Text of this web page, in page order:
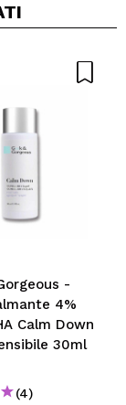
-
4%
Calm Down
30ml
(4)